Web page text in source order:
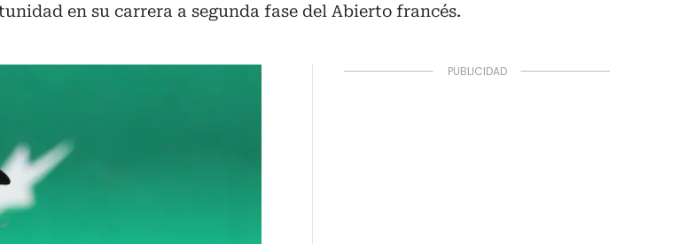
en su carrera a segunda fase del Abierto francés.